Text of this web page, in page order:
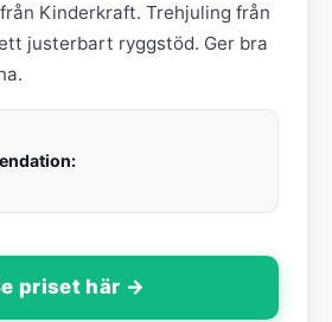
Kinderkraft. Trehjuling från
justerbart ryggstöd. Ger bra
priset här →